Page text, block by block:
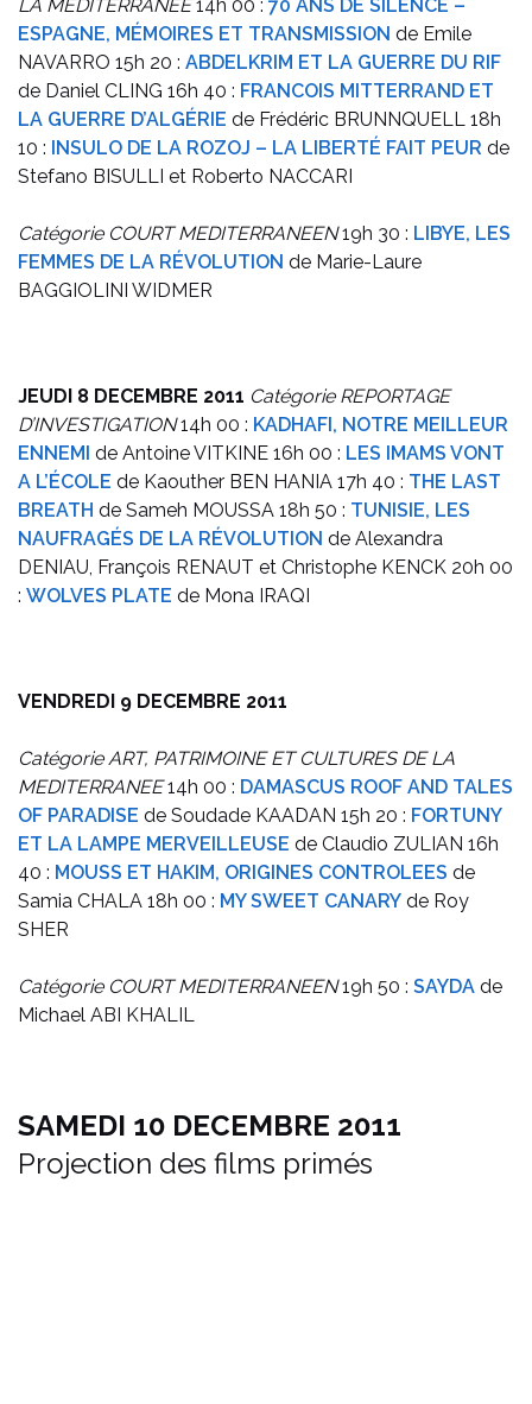
LA MEDITERRANEE14h 00 : 70 ANS DE SILENCE –
ESPAGNE, MÉMOIRES ET TRANSMISSION de Emile
NAVARRO 15h 20 : ABDELKRIM ET LA GUERRE DU RIF
de Daniel CLING 16h 40 : FRANCOIS MITTERRAND ET
LA GUERRE D’ALGÉRIE de Frédéric BRUNNQUELL 18h
10 : INSULO DE LA ROZOJ – LA LIBERTÉ FAIT PEUR de
Stefano BISULLI et Roberto NACCARI
Catégorie COURT MEDITERRANEEN19h 30 : LIBYE, LES
FEMMES DE LA RÉVOLUTION de Marie-Laure
BAGGIOLINI WIDMER
JEUDI 8 DECEMBRE 2011 Catégorie REPORTAGE
D’INVESTIGATION14h 00 : KADHAFI, NOTRE MEILLEUR
ENNEMI de Antoine VITKINE 16h 00 : LES IMAMS VONT
A L’ÉCOLE de Kaouther BEN HANIA 17h 40 : THE LAST
BREATH de Sameh MOUSSA 18h 50 : TUNISIE, LES
NAUFRAGÉS DE LA RÉVOLUTION de Alexandra
DENIAU, François RENAUT et Christophe KENCK 20h 00
: WOLVES PLATE de Mona IRAQI
VENDREDI 9 DECEMBRE 2011
Catégorie ART, PATRIMOINE ET CULTURES DE LA
MEDITERRANEE14h 00 : DAMASCUS ROOF AND TALES
OF PARADISE de Soudade KAADAN 15h 20 : FORTUNY
ET LA LAMPE MERVEILLEUSE de Claudio ZULIAN 16h
40 : MOUSS ET HAKIM, ORIGINES CONTROLEES de
Samia CHALA 18h 00 : MY SWEET CANARY de Roy
SHER
Catégorie COURT MEDITERRANEEN19h 50 : SAYDA de
Michael ABI KHALIL
SAMEDI 10 DECEMBRE 2011
Projection des films primés